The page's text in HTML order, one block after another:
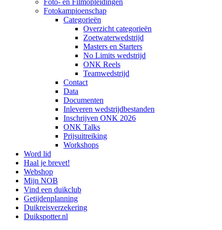
Foto- en Filmopleidingen
Fotokampioenschap
Categorieën
Overzicht categorieën
Zoetwaterwedstrijd
Masters en Starters
No Limits wedstrijd
ONK Reels
Teamwedstrijd
Contact
Data
Documenten
Inleveren wedstrijdbestanden
Inschrijven ONK 2026
ONK Talks
Prijsuitreiking
Workshops
Word lid
Haal je brevet!
Webshop
Mijn NOB
Vind een duikclub
Getijdenplanning
Duikreisverzekering
Duikspotter.nl